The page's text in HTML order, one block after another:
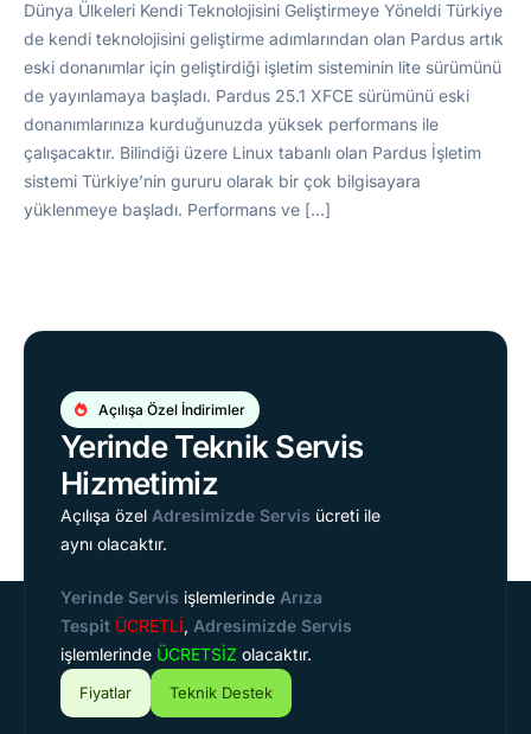
Dünya Ülkeleri Kendi Teknolojisini Geliştirmeye Yöneldi Türkiye
de kendi teknolojisini geliştirme adımlarından olan Pardus artık
eski donanımlar için geliştirdiği işletim sisteminin lite sürümünü
de yayınlamaya başladı. Pardus 25.1 XFCE sürümünü eski
donanımlarınıza kurduğunuzda yüksek performans ile
çalışacaktır. Bilindiği üzere Linux tabanlı olan Pardus İşletim
sistemi Türkiye’nin gururu olarak bir çok bilgisayara
yüklenmeye başladı. Performans ve […]
Açılışa Özel İndirimler
Yerinde Teknik Servis
Hizmetimiz
Açılışa özel Adresimizde Servis ücreti ile
aynı olacaktır.
Yerinde Servis işlemlerinde Arıza
Tespit ÜCRETLİ, Adresimizde Servis
işlemlerinde ÜCRETSİZ olacaktır.
Fiyatlar Teknik Destek